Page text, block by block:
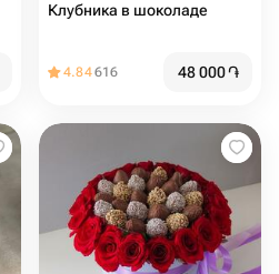
Клубника в шоколаде
4.84616 48 000֏